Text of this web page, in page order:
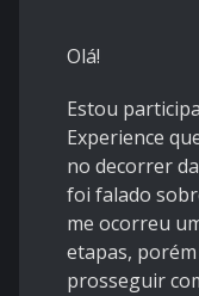
Olá!
Estou
Experience
no decorrer
foi falado
me ocorreu
etapas,
prosseguir